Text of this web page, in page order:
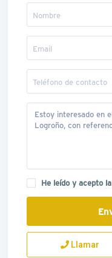
He leído y acepto la
Llamar